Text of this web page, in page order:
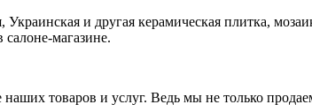
Украинская и другая керамическая плитка,
салоне-магазине.
товаров и услуг. Ведь мы не только